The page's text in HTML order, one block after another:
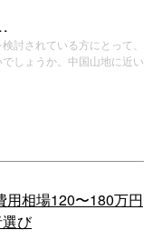
討されている方にとって、
しょうか。中国山地に近い